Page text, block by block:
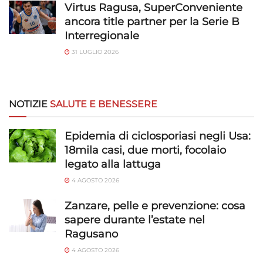
Virtus Ragusa, SuperConveniente
ancora title partner per la Serie B
Interregionale
31 LUGLIO 2026
NOTIZIE SALUTE E BENESSERE
Epidemia di ciclosporiasi negli Usa:
18mila casi, due morti, focolaio
legato alla lattuga
4 AGOSTO 2026
Zanzare, pelle e prevenzione: cosa
sapere durante l’estate nel
Ragusano
4 AGOSTO 2026